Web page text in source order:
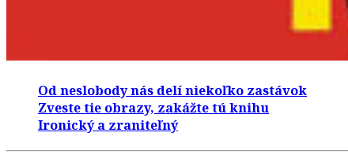
Od neslobody nás delí niekoľko zastávok
Zveste tie obrazy, zakážte tú knihu
Ironický a zraniteľný